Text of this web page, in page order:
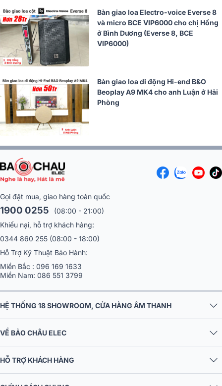
Bàn giao loa Electro-voice Everse 8
và micro BCE VIP6000 cho chị Hồng
ở Bình Dương (Everse 8, BCE
VIP6000)
Bàn giao loa di động Hi-end B&O
Beoplay A9 MK4 cho anh Luận ở Hải
Phòng
Gọi đặt mua, giao hàng toàn quốc
1900 0255
(08:00 - 21:00)
Khiếu nại, hỗ trợ khách hàng:
0344 860 255 (08:00 - 18:00)
Hỗ Trợ Kỹ Thuật Bảo Hành:
Miền Bắc : 096 169 1633
Miền Nam: 086 551 3799
HỆ THỐNG 18 SHOWROOM, CỬA HÀNG ÂM THANH
VỀ BẢO CHÂU ELEC
HỖ TRỢ KHÁCH HÀNG